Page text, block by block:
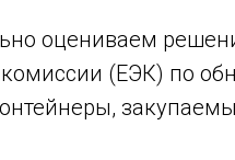
оцениваем
(ЕЭК) по